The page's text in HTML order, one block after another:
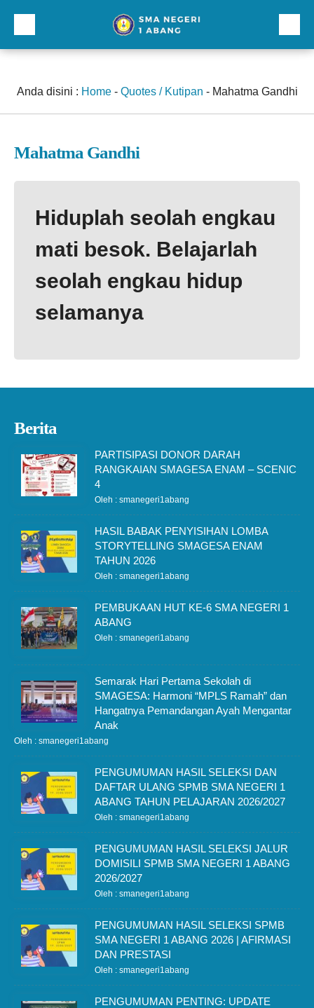
Profil
Galeri
Anda disini : Home- Quotes / Kutipan - Mahatma Gandhi
Mahatma Gandhi
Hiduplah seolah engkau
mati besok. Belajarlah
seolah engkau hidup
selamanya
Berita
PARTISIPASI DONOR DARAH
RANGKAIAN SMAGESA ENAM – SCENIC
4
Oleh : smanegeri1abang
HASIL BABAK PENYISIHAN LOMBA
STORYTELLING SMAGESA ENAM
TAHUN 2026
Oleh : smanegeri1abang
PEMBUKAAN HUT KE-6 SMA NEGERI 1
ABANG
Oleh : smanegeri1abang
Semarak Hari Pertama Sekolah di
SMAGESA: Harmoni “MPLS Ramah” dan
Hangatnya Pemandangan Ayah Mengantar
Anak
Oleh : smanegeri1abang
PENGUMUMAN HASIL SELEKSI DAN
DAFTAR ULANG SPMB SMA NEGERI 1
ABANG TAHUN PELAJARAN 2026/2027
Oleh : smanegeri1abang
PENGUMUMAN HASIL SELEKSI JALUR
DOMISILI SPMB SMA NEGERI 1 ABANG
2026/2027
Oleh : smanegeri1abang
PENGUMUMAN HASIL SELEKSI SPMB
SMA NEGERI 1 ABANG 2026 | AFIRMASI
DAN PRESTASI
Oleh : smanegeri1abang
PENGUMUMAN PENTING: UPDATE